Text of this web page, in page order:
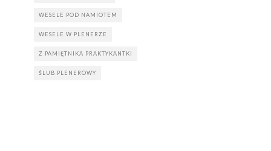
WESELE POD NAMIOTEM
WESELE W PLENERZE
Z PAMIĘTNIKA PRAKTYKANTKI
ŚLUB PLENEROWY